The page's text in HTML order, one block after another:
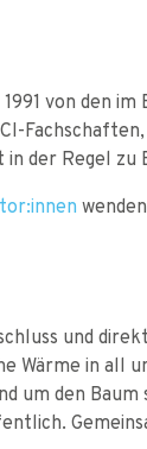
von den
der Regel
und
Wärme in all
um den